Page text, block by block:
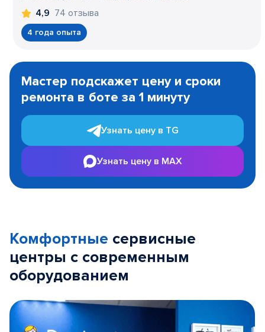
4,9 74 отзыва
4 года опыта
1
Мастер подскажет цену и сроки
ремонта в боте за 1 минуту
Узнать цену в TG
Узнать цену в MAX
Комфортные сервисные
центры с современным
оборудованием